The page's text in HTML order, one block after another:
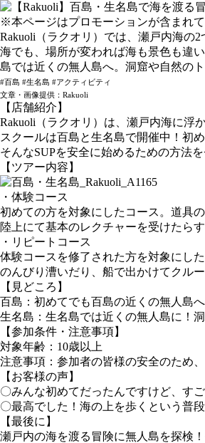
※本ページはプロモーションが含まれ
Rakuoli（ラクオリ）では、瀬戸内海の
海でも、場所が変われば海も景色も違
島では近くの無人島へ。洞窟や自然の
#百島 #生名島 #アクティビティ
文章・画像提供：Rakuoli
【店舗紹介】
Rakuoli（ラクオリ）は、瀬戸内海に浮
スクールは百島と生名島で開催中！初
そんなSUPを安全に始めるための方法
【ツアー内容】
・体験コース
初めての方を対象にしたコース。道具
陸上にて基本のレクチャーを受けたら
・リピートコース
体験コースを修了された方を対象にし
のんびり漕いだり、船で出かけてクル
【見どころ】
百島：初めてでも百島の近くの無人島
生名島：生名島では近くの無人島に！
【参加条件・注意事項】
対象年齢：10歳以上
注意事項：参加者の皆様の安全のため
【お客様の声】
〇みんな初めてだったんですけど、す
〇最高でした！海の上を歩くという普
【最後に】
瀬戸内の海を渡る冒険に無人島を探検